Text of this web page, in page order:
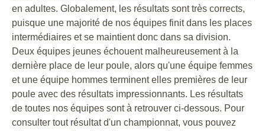
en adultes. Globalement, les résultats sont très corrects,
puisque une majorité de nos équipes finit dans les places
intermédiaires et se maintient donc dans sa division.
Deux équipes jeunes échouent malheureusement à la
dernière place de leur poule, alors qu'une équipe femmes
et une équipe hommes terminent elles premières de leur
poule avec des résultats impressionnants. Les résultats
de toutes nos équipes sont à retrouver ci-dessous. Pour
consulter tout résultat d'un championnat, vous pouvez